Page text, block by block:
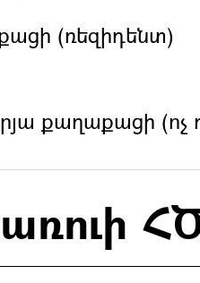
(ռեզիդենտ)
քաղաքացի (ոչ